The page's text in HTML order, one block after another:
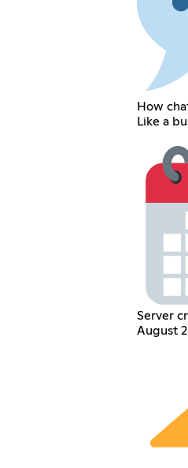
How
Like a
Server
August